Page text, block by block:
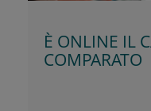
È ONLINE IL
COMPARATO